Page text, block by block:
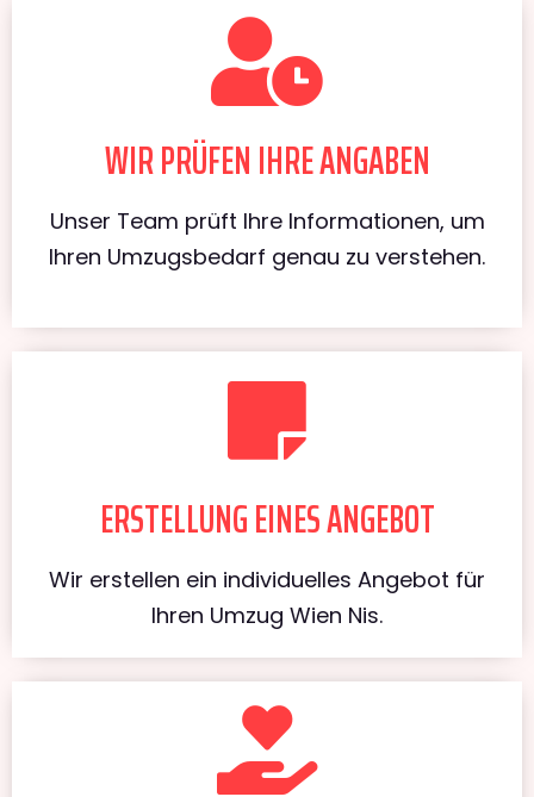
WIR PRÜFEN IHRE ANGABEN
Unser Team prüft Ihre Informationen, um
Ihren Umzugsbedarf genau zu verstehen.
ERSTELLUNG EINES ANGEBOT
Wir erstellen ein individuelles Angebot für
Ihren Umzug Wien Nis.